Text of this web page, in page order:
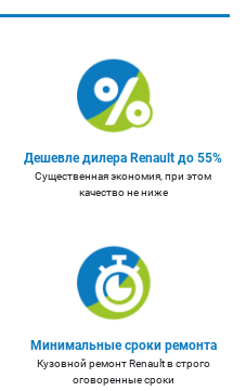
Дешевле дилера Renault до 55%
Существенная экономия, при этом
качество не ниже
Минимальные сроки ремонта
Кузовной ремонт Renault в строго
оговоренные сроки